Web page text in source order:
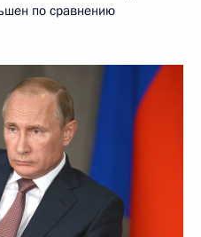
по сравнению